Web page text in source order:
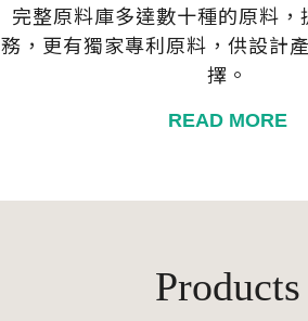
完整原料庫多達數十種的原料，
務，更有獨家專利原料，供設計
擇。
READ MORE
Products